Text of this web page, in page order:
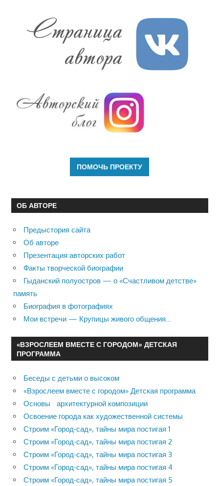
ОБ АВТОРЕ
Предыстория сайта
Об авторе
Презентация авторских работ
Факты творческой биографии
Гыданский полуостров — о «Счастливом детстве»
память
Биография в фотографиях
Мои встречи — Крупицы живого общения…
«ВЗРОСЛЕЕМ ВМЕСТЕ С ГОРОДОМ» ДЕТСКАЯ
ПРОГРАММА
Беседы с детьми о высоком
«Взрослеем вместе с городом» Детская программа
Основы архитектурной композиции
Освоение города как художественной системы
Строим «Город-сад», тайны мира постигая 1
Строим «Город-сад», тайны мира постигая 2
Строим «Город-сад», тайны мира постигая 3
Строим «Город-сад», тайны мира постигая 4
Строим «Город-сад», тайны мира постигая 5